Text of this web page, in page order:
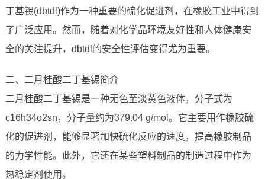
丁基锡(dbtdl)作为一种重要的硫化促进剂，在橡胶工业中得到
了广泛应用。然而，随着对化学品环境友好性和人体健康安
全的关注提升，dbtdl的安全性评估变得尤为重要。
二、二月桂酸二丁基锡简介
二月桂酸二丁基锡是一种无色至淡黄色液体，分子式为
c16h34o2sn，分子量约为379.04 g/mol。它主要用作橡胶硫
化的促进剂，能够显著加快硫化反应的速度，提高橡胶制品
的力学性能。此外，它还在某些塑料制品的制造过程中作为
热稳定剂使用。